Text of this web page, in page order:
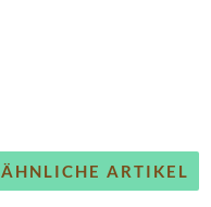
ÄHNLICHE ARTIKEL